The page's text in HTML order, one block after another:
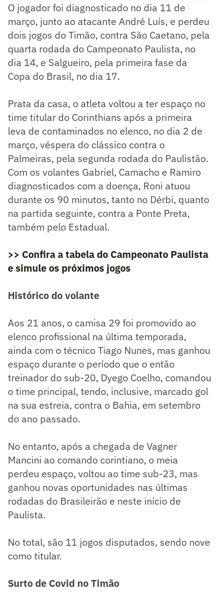
O jogador foi diagnosticado no dia 11 de
março, junto ao atacante André Luís, e perdeu
dois jogos do Timão, contra São Caetano, pela
quarta rodada do Campeonato Paulista, no
dia 14, e Salgueiro, pela primeira fase da
Copa do Brasil, no dia 17.
Prata da casa, o atleta voltou a ter espaço no
time titular do Corinthians após a primeira
leva de contaminados no elenco, no dia 2 de
março, véspera do clássico contra o
Palmeiras, pela segunda rodada do Paulistão.
Com os volantes Gabriel, Camacho e Ramiro
diagnosticados com a doença, Roni atuou
durante os 90 minutos, tanto no Dérbi, quanto
na partida seguinte, contra a Ponte Preta,
também pelo Estadual.
>> Confira a tabela do Campeonato Paulista
e simule os próximos jogos
Histórico do volante
Aos 21 anos, o camisa 29 foi promovido ao
elenco profissional na última temporada,
ainda com o técnico Tiago Nunes, mas ganhou
espaço durante o período que o então
treinador do sub-20, Dyego Coelho, comandou
o time principal, tendo, inclusive, marcado gol
na sua estreia, contra o Bahia, em setembro
do ano passado.
No entanto, após a chegada de Vagner
Mancini ao comando corintiano, o meia
perdeu espaço, voltou ao time sub-23, mas
ganhou novas oportunidades nas últimas
rodadas do Brasileirão e neste início de
Paulista.
No total, são 11 jogos disputados, sendo nove
como titular.
Surto de Covid no Timão